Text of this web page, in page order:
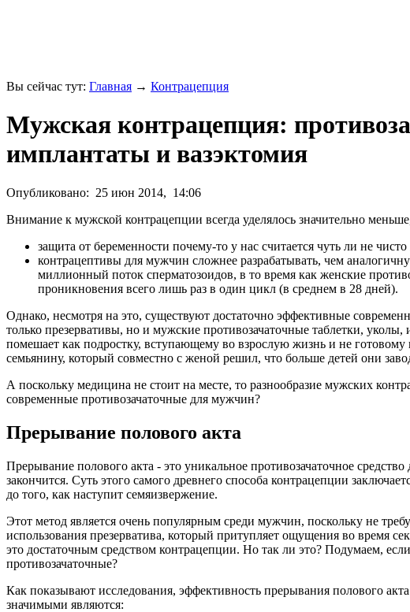
Вы сейчас тут: Главная → Контрацепция
Мужская контрацепция:
имплантаты и вазэктомия
Опубликовано: 25 июн 2014, 14:06
Внимание к мужской контрацепции всегда уделялось значительно
защита от беременности почему-то у нас считается чуть ли не
контрацептивы для мужчин сложнее разрабатывать, чем
миллионный поток сперматозоидов, в то время как женские
проникновения всего лишь раз в один цикл (в среднем в 28 дней).
Однако, несмотря на это, существуют достаточно эффективные
только презервативы, но и мужские противозачаточные таблетки,
помешает как подростку, вступающему во взрослую жизнь и не готовому
семьянину, который совместно с женой решил, что больше детей они
А поскольку медицина не стоит на месте, то разнообразие мужских
современные противозачаточные для мужчин?
Прерывание полового акта
Прерывание полового акта - это уникальное противозачаточное
закончится. Суть этого самого древнего способа контрацепции
до того, как наступит семяизвержение.
Этот метод является очень популярным среди мужчин, поскольку не
использования презерватива, который притупляет ощущения во время
это достаточным средством контрацепции. Но так ли это? Подумаем,
противозачаточные?
Как показывают исследования, эффективность прерывания полового
значимыми являются: